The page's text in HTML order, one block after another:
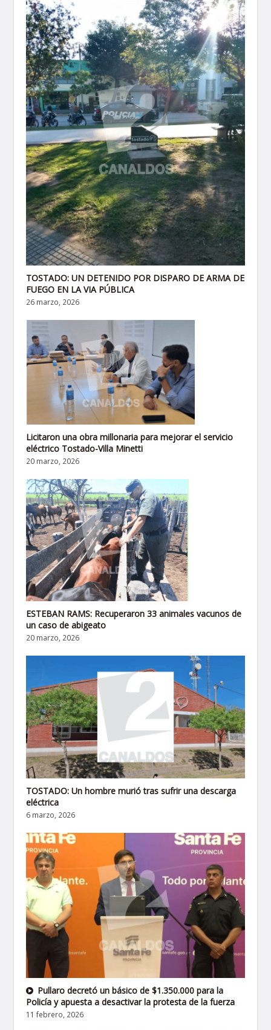
TOSTADO: UN DETENIDO POR DISPARO DE ARMA DE
FUEGO EN LA VIA PÚBLICA
26 marzo, 2026
Licitaron una obra millonaria para mejorar el servicio
eléctrico Tostado-Villa Minetti
20 marzo, 2026
ESTEBAN RAMS: Recuperaron 33 animales vacunos de
un caso de abigeato
20 marzo, 2026
TOSTADO: Un hombre murió tras sufrir una descarga
eléctrica
6 marzo, 2026
Pullaro decretó un básico de $1.350.000 para la
Policía y apuesta a desactivar la protesta de la fuerza
11 febrero, 2026